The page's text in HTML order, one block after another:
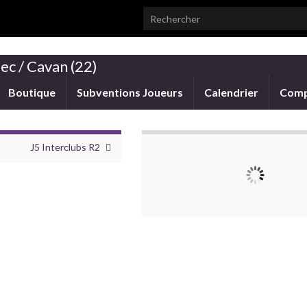
Search for:
/ Cavan (22)
Boutique Subventions Joueurs Calendrier
J5 Interclubs R2